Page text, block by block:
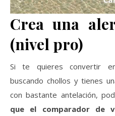
Crea una
(nivel pro)
Si te quieres convertir
buscando chollos y tienes
con bastante antelación,
que el comparador de